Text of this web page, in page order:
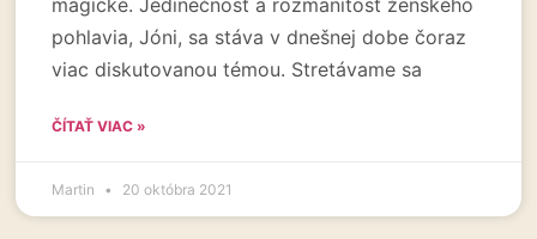
pohlavia, Jóni, sa stáva v dnešnej dobe čoraz
viac diskutovanou témou. Stretávame sa
ČÍTAŤ VIAC »
Martin 20 októbra 2021